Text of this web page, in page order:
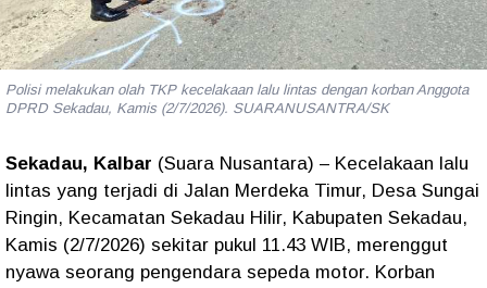
Polisi melakukan olah TKP kecelakaan lalu lintas dengan korban Anggota
DPRD Sekadau, Kamis (2/7/2026). SUARANUSANTRA/SK
Sekadau, Kalbar (Suara Nusantara) – Kecelakaan lalu
lintas yang terjadi di Jalan Merdeka Timur, Desa Sungai
Ringin, Kecamatan Sekadau Hilir, Kabupaten Sekadau,
Kamis (2/7/2026) sekitar pukul 11.43 WIB, merenggut
nyawa seorang pengendara sepeda motor. Korban